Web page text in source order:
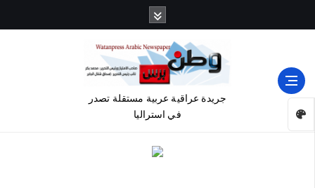
جريدة عراقية عربية مستقلة تصدر
في استراليا